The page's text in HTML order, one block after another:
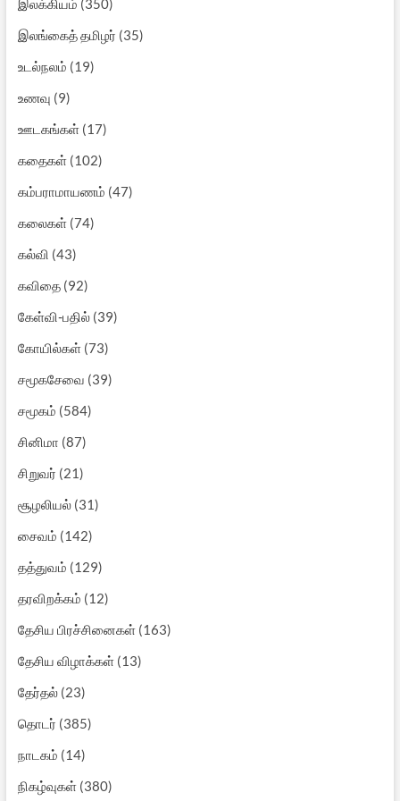
இலக்கியம் (350)
இலங்கைத் தமிழர் (35)
உடல்நலம் (19)
உணவு (9)
ஊடகங்கள்(17)
கதைகள்(102)
கம்பராமாயணம் (47)
கலைகள்(74)
கல்வி (43)
கவிதை(92)
கேள்வி-பதில்(39)
கோயில்கள்(73)
சமூகசேவை (39)
சமூகம் (584)
சினிமா (87)
சிறுவர் (21)
சூழலியல்(31)
சைவம் (142)
தத்துவம் (129)
தரவிறக்கம் (12)
தேசிய பிரச்சினைகள்(163)
தேசிய விழாக்கள்(13)
தேர்தல்(23)
தொடர் (385)
நாடகம் (14)
நிகழ்வுகள்(380)